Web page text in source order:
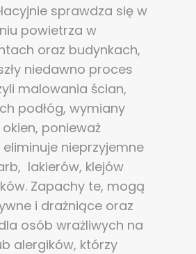
sprawdza się w
powietrza w
oraz budynkach,
niedawno proces
malowania ścian,
podłóg, wymiany
ponieważ
nieprzyjemne
lakierów, klejów
Zapachy te, mogą
i drażniące oraz
osób wrażliwych na
alergików, którzy